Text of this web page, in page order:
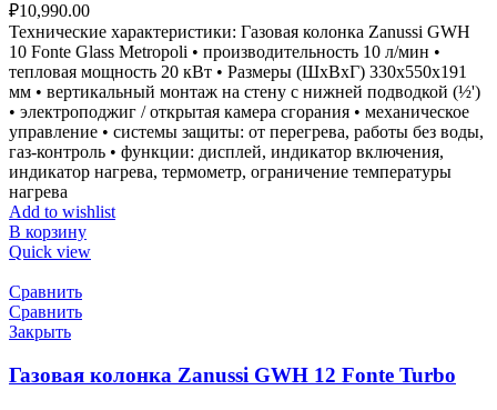
₽10,990.00
Технические характеристики: Газовая колонка Zanussi GWH
10 Fonte Glass Metropoli • производительность 10 л/мин •
тепловая мощность 20 кВт • Размеры (ШxВxГ) 330x550x191
мм • вертикальный монтаж на стену с нижней подводкой (½')
• электроподжиг / открытая камера сгорания • механическое
управление • системы защиты: от перегрева, работы без воды,
газ-контроль • функции: дисплей, индикатор включения,
индикатор нагрева, термометр, ограничение температуры
нагрева
Add to wishlist
В корзину
Quick view
Сравнить
Сравнить
Закрыть
Газовая колонка Zanussi GWH 12 Fonte Turbo